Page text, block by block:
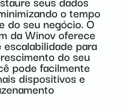
o tempo
do seu negócio. O
da Winov oferece
para
do seu
pode facilmente
dispositivos e